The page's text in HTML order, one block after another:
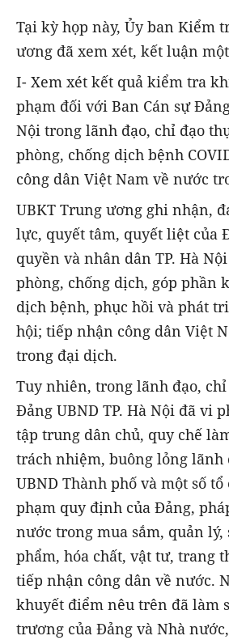
Tại kỳ họp này, Ủy ban Kiểm
ương đã xem xét, kết luận
I- Xem xét kết quả kiểm tra
phạm đối với Ban Cán sự
Nội trong lãnh đạo, chỉ đạo
phòng, chống dịch bệnh
công dân Việt Nam về nước
UBKT Trung ương ghi nhận,
lực, quyết tâm, quyết liệt của
quyền và nhân dân TP. Hà
phòng, chống dịch, góp phần
dịch bệnh, phục hồi và phát
hội; tiếp nhận công dân Việt
trong đại dịch.
Tuy nhiên, trong lãnh đạo, chỉ
Đảng UBND TP. Hà Nội đã vi
tập trung dân chủ, quy chế
trách nhiệm, buông lỏng lãnh
UBND Thành phố và một số
phạm quy định của Đảng,
nước trong mua sắm, quản lý,
phẩm, hóa chất, vật tư, trang
tiếp nhận công dân về nước.
khuyết điểm nêu trên đã làm
trương của Đảng và Nhà